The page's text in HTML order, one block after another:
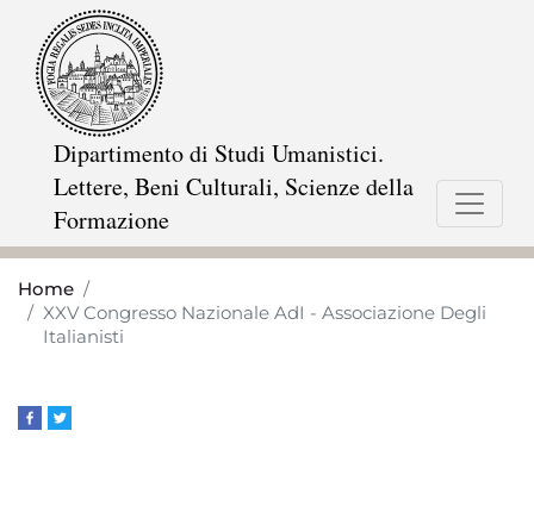
Dipartimento di Studi Umanistici.
Lettere, Beni Culturali, Scienze della
Formazione
Home
XXV Congresso Nazionale AdI - Associazione Degli
Italianisti